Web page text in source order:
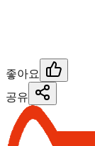
좋아요
공유